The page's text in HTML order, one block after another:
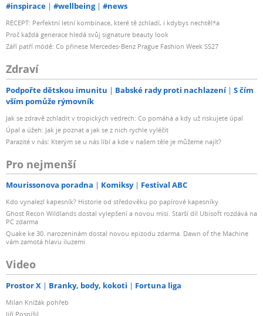
#inspirace #wellbeing #news
RECEPT: Perfektní letní kombinace, které tě zchladí, i kdybys nechtěl*a
Proč každá generace hledá svůj signature beauty look
Září patří módě: Co přinese Mercedes-Benz Prague Fashion Week SS27
Zdraví
Podpořte dětskou imunitu Babské rady proti nachlazení
S čím
vším pomůže rýmovník
Jak se zdravě zchladit v tropických vedrech: Co pomáhá a kdy už riskujete úpal
Úpal a úžeh: Jak je poznat a jak se z nich rychle vyléčit
Parazité v nás: Kterým se u nás líbí a kde v našem těle je můžeme najít?
Pro nejmenší
Mourissonova poradna Komiksy Festival ABC
Kdo vynalezl kapesník? Historie od středověku po papírové kapesníky
Ghost Recon Wildlands dostal vylepšení a novou misi. Starší díl Ubisoft rozdává na
PC zdarma
Quake ke 30. narozeninám dostal novou epizodu zdarma. Dawn of the Machine
vám zamotá hlavu iluzemi
Video
Prostor X Branky, body, kokoti Fortuna liga
Milan Knížák pohřeb
Jiří Pospíšil